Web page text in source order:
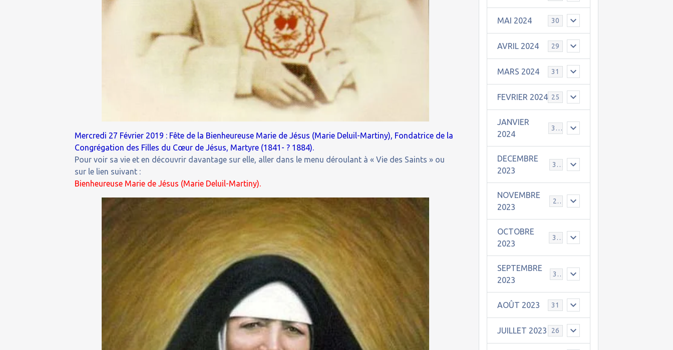
Mercredi 27 Février 2019 : Fête de la Bienheureuse Marie de Jésus (Marie Deluil-Martiny), Fondatrice de la
Congrégation des Filles du Cœur de Jésus, Martyre (1841- ? 1884).
Pour voir sa vie et en découvrir davantage sur elle, aller dans le menu déroulant à « Vie des Saints » ou
sur le lien suivant :
Bienheureuse Marie de Jésus (Marie Deluil-Martiny).
MAI 2024 30
AVRIL 2024 29
MARS 2024 31
FEVRIER 2024 25
JANVIER
2024
30
DECEMBRE
2023
31
NOVEMBRE
2023
24
OCTOBRE
2023
31
SEPTEMBRE
2023
30
AOÛT 2023 31
JUILLET 2023 26